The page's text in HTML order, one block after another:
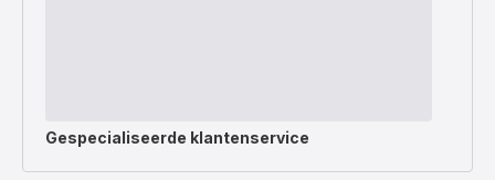
Gespecialiseerde klantenservice